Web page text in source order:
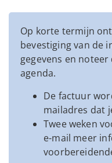
Op korte termijn
bevestiging van de
gegevens en
agenda.
De factuur
mailadres dat
Twee weken
e-mail meer